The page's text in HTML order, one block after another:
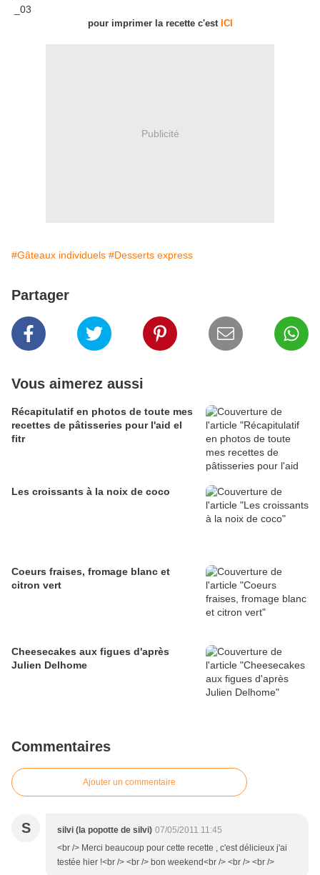
pour imprimer la recette c'est ICI
Publicité
#Gâteaux individuels #Desserts express
Partager
Vous aimerez aussi
Récapitulatif en photos de toute mes
recettes de pâtisseries pour l'aid el
fitr
Les croissants à la noix de coco
Coeurs fraises, fromage blanc et
citron vert
Cheesecakes aux figues d'après
Julien Delhome
Commentaires
Ajouter un commentaire
S silvi (la popotte de silvi) 07/05/2011 11:45
<br /> Merci beaucoup pour cette recette , c'est délicieux j'ai
testée hier !<br /> <br /> bon weekend<br /> <br /> <br />